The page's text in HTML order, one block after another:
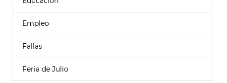
Empleo
Fallas
Feria de Julio